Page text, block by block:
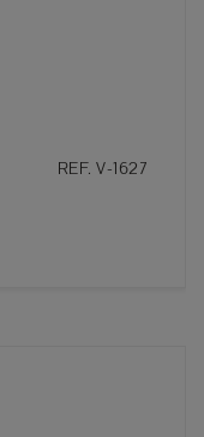
REF. V-1627